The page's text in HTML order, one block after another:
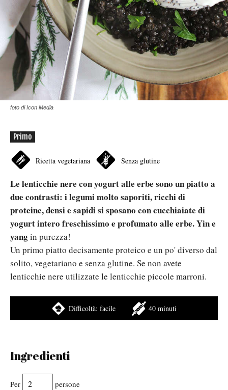
foto di Icon Media
Primo
Ricetta vegetariana Senza glutine
Le lenticchie nere con yogurt alle erbe sono un piatto a
due contrasti: i legumi molto saporiti, ricchi di
proteine, densi e sapidi si sposano con cucchiaiate di
yogurt intero freschissimo e profumato alle erbe. Yin e
yangin purezza!
Un primo piatto decisamente proteico e un po' diverso dal
solito, vegetariano e senza glutine. Se non avete
lenticchie nere utilizzate le lenticchie piccole marroni.
Difficoltà: facile 40 minuti
Ingredienti
Per persone